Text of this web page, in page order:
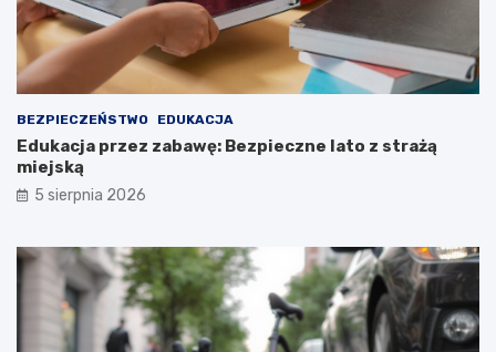
BEZPIECZEŃSTWO EDUKACJA
Edukacja przez zabawę: Bezpieczne lato z strażą
miejską
5 sierpnia 2026